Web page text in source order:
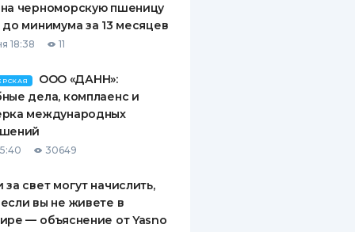
черноморскую пшеницу
до минимума за 13 месяцев
18:38 11
ООО «ДАНН»:
дела, комплаенс и
международных
30649
за свет могут начислить,
вы не живете в
— объяснение от Yasno